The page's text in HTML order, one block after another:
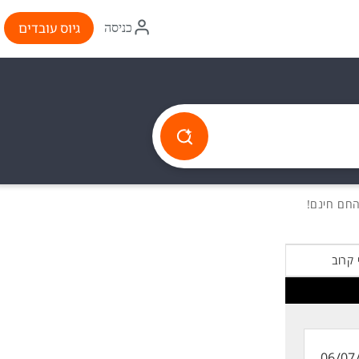
איקון
התחברות
כניסה גיוס עובדים
חינם!
קרוב